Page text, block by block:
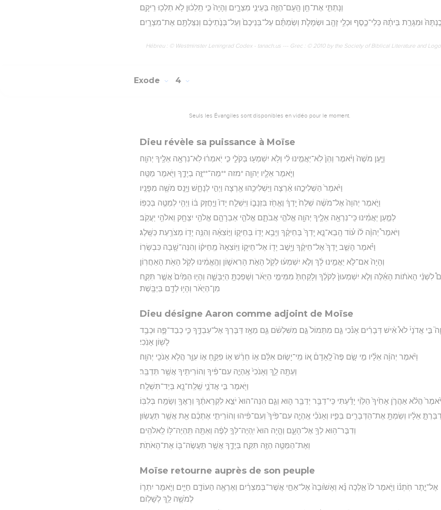
וְנָתַתִּ֛י אֶת־חֵ֥ן הָֽעָם־הַזֶּ֖ה בְּעֵינֵ֣י מִצְרָ֑יִם וְהָיָה֙ כִּ֣י תֵֽלֵכ֔וּן לֹ֥א תֵלְכ֖וּ רֵיקָֽם׃
וּמִגָּרַ֣ת בֵּיתָ֔הּ כְּלֵי־כֶ֛סֶף וּכְלֵ֥י זָהָ֖ב וּשְׂמָלֹ֑ת וְשַׂמְתֶּ֗ם עַל־בְּנֵיכֶם֙ וְעַל־בְּנֹ֣תֵיכֶ֔ם וְנִצַּלְתֶּ֖ם אֶת־מִצְרָֽיִם׃
Hébreu : © Westminster Leningrad Codex - tanach.us --- Grec : © 2010 by the Society of Biblical Literature and
Exode 4
Seuls les Évangiles sont disponibles en vidéo pour le moment.
Dieu révèle sa puissance à Moïse
וַיַּ֤עַן מֹשֶׁה֙ וַיֹּ֔אמֶר וְהֵן֙ לֹֽא־יַאֲמִ֣ינוּ לִ֔י וְלֹ֥א יִשְׁמְע֖וּ בְּקֹלִ֑י כִּ֣י יֹֽאמְר֔וּ לֹֽא־נִרְאָ֥ה אֵלֶ֖יךָ יְהוָֽה׃
וַיֹּ֧אמֶר אֵלָ֛יו יְהוָ֖ה *מזה **מַה־**זֶּ֣ה בְיָדֶ֑ךָ וַיֹּ֖אמֶר מַטֶּֽה׃
וַיֹּ֙אמֶר֙ הַשְׁלִיכֵ֣הוּ אַ֔רְצָה וַיַּשְׁלִיכֵ֥הוּ אַ֖רְצָה וַיְהִ֣י לְנָחָ֑שׁ וַיָּ֥נָס מֹשֶׁ֖ה מִפָּנָֽיו׃
וַיֹּ֤אמֶר יְהוָה֙ אֶל־מֹשֶׁ֔ה שְׁלַח֙ יָֽדְךָ֔ וֶאֱחֹ֖ז בִּזְנָב֑וֹ וַיִּשְׁלַ֤ח יָדוֹ֙ וַיַּ֣חֲזֶק בּ֔וֹ וַיְהִ֥י לְמַטֶּ֖ה בְּכַפּֽוֹ׃
לְמַ֣עַן יַאֲמִ֔ינוּ כִּֽי־נִרְאָ֥ה אֵלֶ֛יךָ יְהוָ֖ה אֱלֹהֵ֣י אֲבֹתָ֑ם אֱלֹהֵ֧י אַבְרָהָ֛ם אֱלֹהֵ֥י יִצְחָ֖ק וֵאלֹהֵ֥י יַעֲקֹֽב׃
וַיֹּאמֶר֩ יְהוָ֨ה ל֜וֹ ע֗וֹד הָֽבֵא־נָ֤א יָֽדְךָ֙ בְּחֵיקֶ֔ךָ וַיָּבֵ֥א יָד֖וֹ בְּחֵיק֑וֹ וַיּ֣וֹצִאָ֔הּ וְהִנֵּ֥ה יָד֖וֹ מְצֹרַ֥עַת כַּשָּֽׁלֶג׃
וַיֹּ֗אמֶר הָשֵׁ֤ב יָֽדְךָ֙ אֶל־חֵיקֶ֔ךָ וַיָּ֥שֶׁב יָד֖וֹ אֶל־חֵיק֑וֹ וַיּֽוֹצִאָהּ֙ מֵֽחֵיק֔וֹ וְהִנֵּה־שָׁ֖בָה כִּבְשָׂרֽוֹ׃
וְהָיָה֙ אִם־לֹ֣א יַאֲמִ֣ינוּ לָ֔ךְ וְלֹ֣א יִשְׁמְע֔וּ לְקֹ֖ל הָאֹ֣ת הָרִאשׁ֑וֹן וְהֶֽאֱמִ֔ינוּ לְקֹ֖ל הָאֹ֥ת הָאַחֲרֽוֹן׃
לִשְׁנֵ֨י הָאֹת֜וֹת הָאֵ֗לֶּה וְלֹ֤א יִשְׁמְעוּן֙ לְקֹלֶ֔ךָ וְלָקַחְתָּ֙ מִמֵּימֵ֣י הַיְאֹ֔ר וְשָׁפַכְתָּ֖ הַיַּבָּשָׁ֑ה וְהָי֤וּ הַמַּ֙יִם֙ אֲשֶׁ֣ר תִּקַּ֣ח
מִן־הַיְאֹ֔ר וְהָי֥וּ לְדָ֖ם בַּיַּבָּֽשֶׁת׃
Dieu désigne Aaron comme adjoint de Moïse
בִּ֣י אֲדֹנָי֒ לֹא֩ אִ֨ישׁ דְּבָרִ֜ים אָנֹ֗כִי גַּ֤ם מִתְּמוֹל֙ גַּ֣ם מִשִּׁלְשֹׁ֔ם גַּ֛ם מֵאָ֥ז דַּבֶּרְךָ אֶל־עַבְדֶּ֑ךָ כִּ֧י כְבַד־פֶּ֛ה וּכְבַ֥ד
לָשׁ֖וֹן אָנֹֽכִי׃
וַיֹּ֨אמֶר יְהוָ֜ה אֵלָ֗יו מִ֣י שָׂ֣ם פֶּה֮ לָֽאָדָם֒ א֚וֹ מִֽי־יָשׂ֣וּם אִלֵּ֔ם א֣וֹ חֵרֵ֔שׁ א֥וֹ פִקֵּ֖חַ א֣וֹ עִוֵּ֑ר הֲלֹ֥א אָנֹכִ֖י יְהוָֽה׃
וְעַתָּ֖ה לֵ֑ךְ וְאָנֹכִי֙ אֶֽהְיֶ֣ה עִם־פִּ֔יךָ וְהוֹרֵיתִ֖יךָ אֲשֶׁ֥ר תְּדַבֵּֽר׃
וַיֹּ֖אמֶר בִּ֣י אֲדֹנָ֑י שְֽׁלַֽח־נָ֖א בְּיַד־תִּשְׁלָֽח׃
הֲלֹ֨א אַהֲרֹ֤ן אָחִ֙יךָ֙ הַלֵּוִ֔י יָדַ֕עְתִּי כִּֽי־דַבֵּ֥ר יְדַבֵּ֖ר ה֑וּא וְגַ֤ם הִנֵּה־הוּא֙ יֹצֵ֣א לִקְרָאתֶ֔ךָ וְרָאֲךָ֖ וְשָׂמַ֥ח בְּלִבּֽוֹ׃
אֵלָ֔יו וְשַׂמְתָּ֥ אֶת־הַדְּבָרִ֖ים בְּפִ֑יו וְאָנֹכִ֗י אֶֽהְיֶ֤ה עִם־פִּ֙יךָ֙ וְעִם־פִּ֔יהוּ וְהוֹרֵיתִ֣י אֶתְכֶ֔ם אֵ֖ת אֲשֶׁ֥ר תַּעֲשֽׂוּן׃
וְדִבֶּר־ה֥וּא לְךָ֖ אֶל־הָעָ֑ם וְהָ֤יָה הוּא֙ יִֽהְיֶה־לְּךָ֣ לְפֶ֔ה וְאַתָּ֖ה תִּֽהְיֶה־לּ֥וֹ לֵֽאלֹהִֽים׃
וְאֶת־הַמַּטֶּ֥ה הַזֶּ֖ה תִּקַּ֣ח בְּיָדֶ֑ךָ אֲשֶׁ֥ר תַּעֲשֶׂה־בּ֖וֹ אֶת־הָאֹתֹֽת׃
Moïse retourne auprès de son peuple
אֶל־יֶ֣תֶר חֹֽתְנ֗וֹ וַיֹּ֤אמֶר לוֹ֙ אֵ֣לְכָה נָּ֗א וְאָשׁ֙וּבָה֙ אֶל־אַחַ֣י אֲשֶׁר־בְּמִצְרַ֔יִם וְאֶרְאֶ֖ה הַעוֹדָ֣ם חַיִּ֑ים וַיֹּ֧אמֶר יִתְר֛וֹ
לְמֹשֶׁ֖ה לֵ֥ךְ לְשָׁלֽוֹם׃